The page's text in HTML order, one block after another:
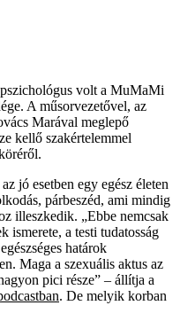
volt a MuMaMi
A műsorvezetővel, az
Marával meglepő
kellő szakértelemmel
jó esetben egy egész életen
párbeszéd, ami mindig
illeszkedik. „Ebbe nemcsak
ismerete, a testi tudatosság
határok
Maga a szexuális aktus az
pici része” – állítja a
. De melyik korban